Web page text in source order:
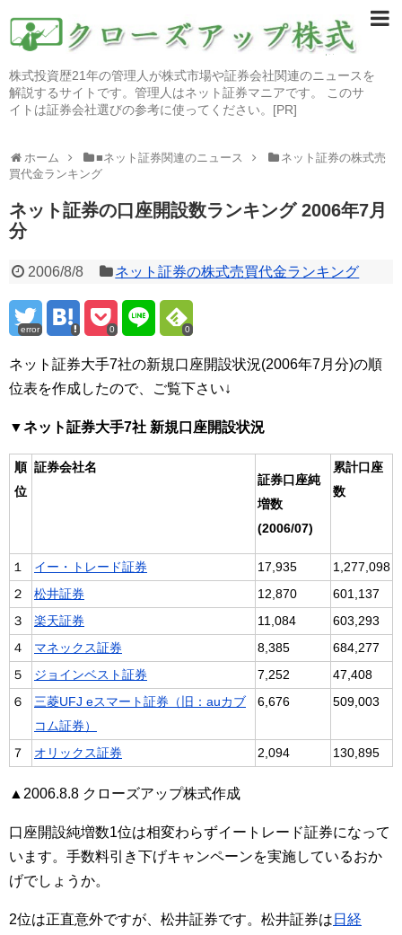
株式投資歴21年の管理人が株式市場や証券会社関連のニュースを
解説するサイトです。管理人はネット証券マニアです。 このサ
イトは証券会社選びの参考に使ってください。[PR]
ホーム ■ネット証券関連のニュース
ネット証券の株式売
買代金ランキング
ネット証券の口座開設数ランキング 2006年7月
分
2006/8/8 ネット証券の株式売買代金ランキング
error 0 0
ネット証券大手7社の新規口座開設状況(2006年7月分)の順
位表を作成したので、ご覧下さい↓
▼ネット証券大手7社 新規口座開設状況
順
位
証券会社名
証券口座純
増数
(2006/07)
累計口座
数
１ イー・トレード証券 17,935
1,277,098
２
松井証券 12,870
601,137
３
楽天証券 11,084
603,293
４
マネックス証券 8,385
684,277
５
ジョインベスト証券 7,252
47,408
６
三菱UFJ eスマート証券（旧：auカブ
コム証券）
6,676 509,003
７ オリックス証券 2,094 130,895
▲2006.8.8 クローズアップ株式作成
口座開設純増数1位は相変わらずイートレード証券になって
います。手数料引き下げキャンペーンを実施しているおか
げでしょうか。
2位は正直意外ですが、松井証券です。松井証券は 日経